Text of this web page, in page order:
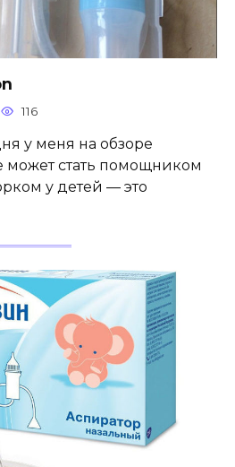
116
у меня на обзоре
может стать помощником
у детей — это